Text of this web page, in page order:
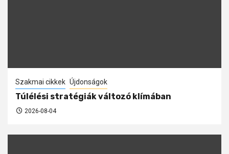
Szakmai cikkek Újdonságok
Túlélési stratégiák változó klímában
2026-08-04